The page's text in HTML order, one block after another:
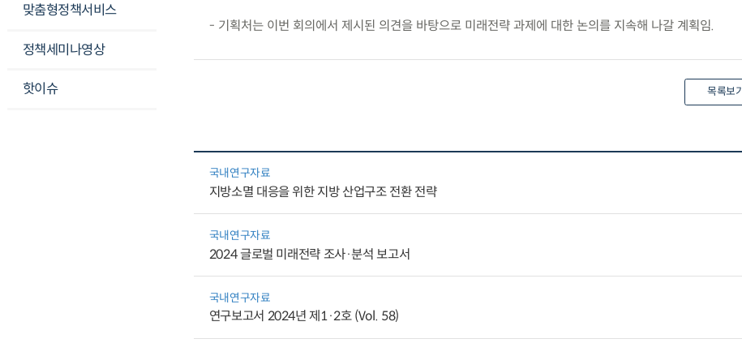
맞춤형정책서비스
정책세미나영상
핫이슈
- 기획처는 이번 회의에서 제시된 의견을 바탕으로 미래전략 과제에 대한 논의를 지속해 나갈 계획임.
목록보기
국내연구자료
지방소멸 대응을 위한 지방 산업구조 전환 전략
국내연구자료
2024 글로벌 미래전략 조사·분석 보고서
국내연구자료
연구보고서 2024년 제1·2호 (Vol. 58)